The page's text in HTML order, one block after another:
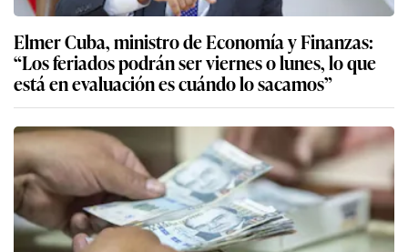
Elmer Cuba, ministro de Economía y Finanzas:
“Los feriados podrán ser viernes o lunes, lo que
está en evaluación es cuándo lo sacamos”